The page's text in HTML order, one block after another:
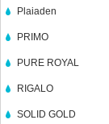
Plaiaden
PRIMO
PURE ROYAL
RIGALO
SOLID GOLD